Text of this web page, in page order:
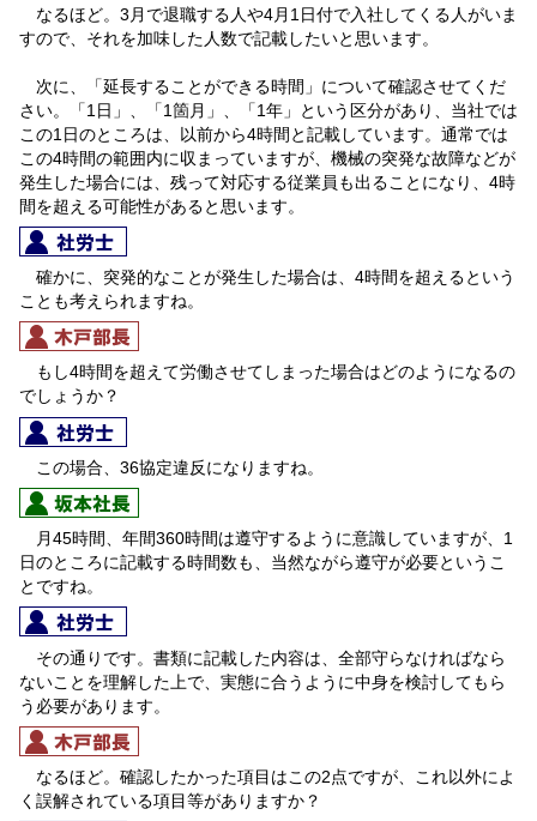
なるほど。3月で退職する人や4月1日付で入社してくる人がいま
すので、それを加味した人数で記載したいと思います。
次に、「延長することができる時間」について確認させてくだ
さい。「1日」、「1箇月」、「1年」という区分があり、当社では
この1日のところは、以前から4時間と記載しています。通常では
この4時間の範囲内に収まっていますが、機械の突発な故障などが
発生した場合には、残って対応する従業員も出ることになり、4時
間を超える可能性があると思います。
確かに、突発的なことが発生した場合は、4時間を超えるという
ことも考えられますね。
もし4時間を超えて労働させてしまった場合はどのようになるの
でしょうか？
この場合、36協定違反になりますね。
月45時間、年間360時間は遵守するように意識していますが、1
日のところに記載する時間数も、当然ながら遵守が必要というこ
とですね。
その通りです。書類に記載した内容は、全部守らなければなら
ないことを理解した上で、実態に合うように中身を検討してもら
う必要があります。
なるほど。確認したかった項目はこの2点ですが、これ以外によ
く誤解されている項目等がありますか？